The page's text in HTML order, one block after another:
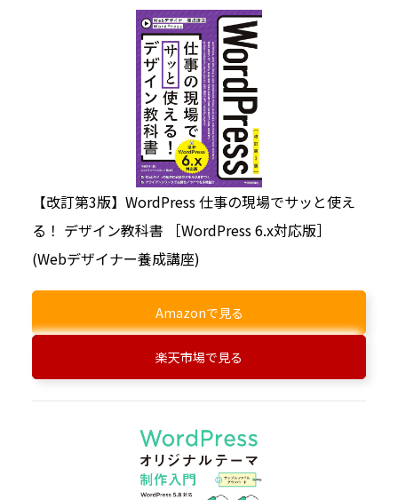
【改訂第3版】WordPress 仕事の現場でサッと使え
る！ デザイン教科書 ［WordPress 6.x対応版］
(Webデザイナー養成講座)
Amazonで見る
楽天市場で見る